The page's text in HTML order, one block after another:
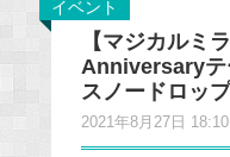
イベント
【マジカルミ
Anniversaryテ
スノードロッ
2021年8月27日 18:10